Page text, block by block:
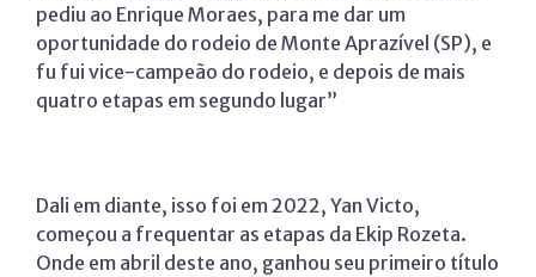
pediu ao Enrique Moraes, para me dar um
oportunidade do rodeio de Monte Aprazível (SP), e
fu fui vice-campeão do rodeio, e depois de mais
quatro etapas em segundo lugar”
Dali em diante, isso foi em 2022, Yan Victo,
começou a frequentar as etapas da Ekip Rozeta.
Onde em abril deste ano, ganhou seu primeiro título